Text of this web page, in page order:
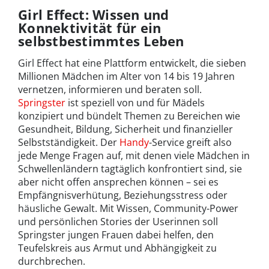
Girl Effect: Wissen und
Konnektivität für ein
selbstbestimmtes Leben
Girl Effect hat eine Plattform entwickelt, die sieben
Millionen Mädchen im Alter von 14 bis 19 Jahren
vernetzen, informieren und beraten soll.
Springster ist speziell von und für Mädels
konzipiert und bündelt Themen zu Bereichen wie
Gesundheit, Bildung, Sicherheit und finanzieller
Selbstständigkeit. Der Handy-Service greift also
jede Menge Fragen auf, mit denen viele Mädchen in
Schwellenländern tagtäglich konfrontiert sind, sie
aber nicht offen ansprechen können – sei es
Empfängnisverhütung, Beziehungsstress oder
häusliche Gewalt. Mit Wissen, Community-Power
und persönlichen Stories der Userinnen soll
Springster jungen Frauen dabei helfen, den
Teufelskreis aus Armut und Abhängigkeit zu
durchbrechen.